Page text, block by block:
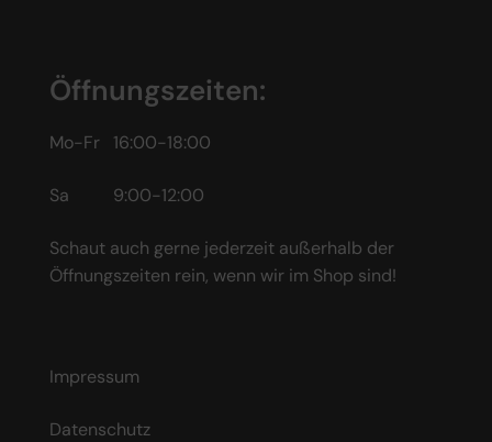
Öffnungszeiten:
Mo-Fr 16:00-18:00
Sa 9:00-12:00
Schaut auch gerne jederzeit außerhalb der
Öffnungszeiten rein, wenn wir im Shop sind!
Impressum
Datenschutz